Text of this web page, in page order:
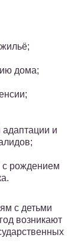
дома;
и
рождением
с детьми
возникают